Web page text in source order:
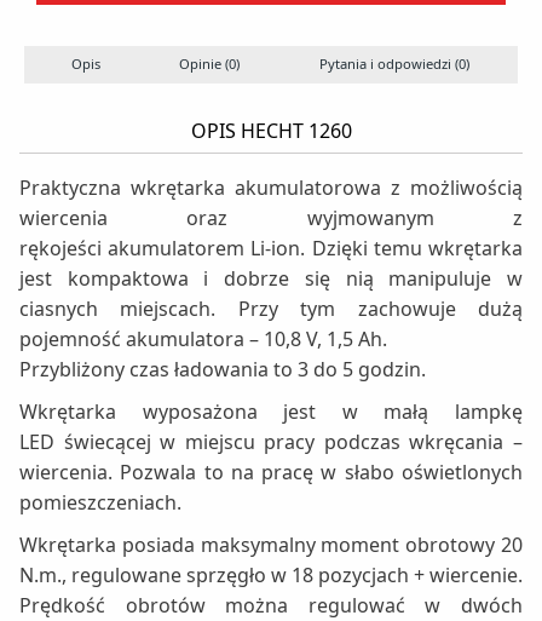
Opis Opinie (0) Pytania i odpowiedzi (0)
OPIS HECHT 1260
Praktyczna wkrętarka akumulatorowa z możliwością
wiercenia oraz wyjmowanym z
rękojeści akumulatorem Li-ion. Dzięki temu wkrętarka
jest kompaktowa i dobrze się nią manipuluje w
ciasnych miejscach. Przy tym zachowuje dużą
pojemność akumulatora – 10,8 V, 1,5 Ah.
Przybliżony czas ładowania to 3 do 5 godzin.
Wkrętarka wyposażona jest w małą lampkę
LED świecącej w miejscu pracy podczas wkręcania –
wiercenia. Pozwala to na pracę w słabo oświetlonych
pomieszczeniach.
Wkrętarka posiada maksymalny moment obrotowy 20
N.m., regulowane sprzęgło w 18 pozycjach + wiercenie.
Prędkość obrotów można regulować w dwóch